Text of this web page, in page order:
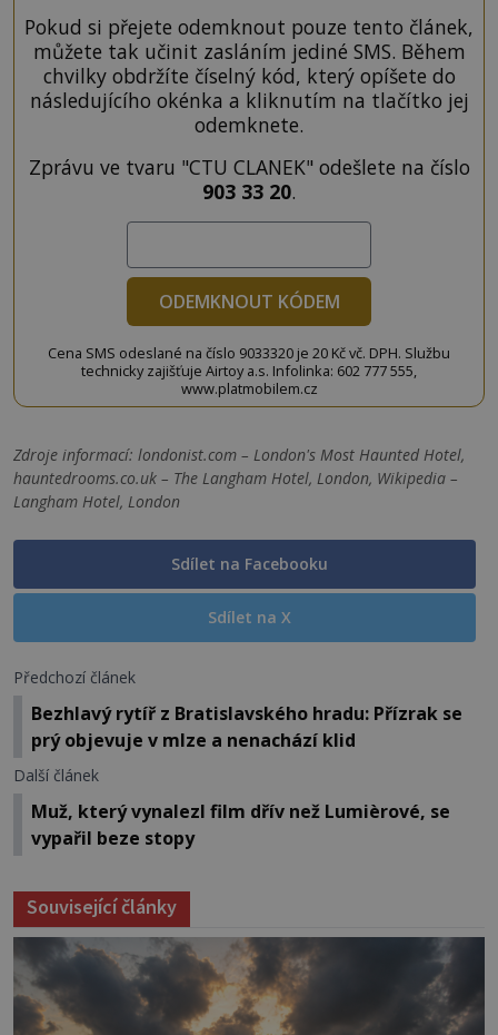
Pokud si přejete odemknout pouze tento článek,
můžete tak učinit zasláním jediné SMS. Během
chvilky obdržíte číselný kód, který opíšete do
následujícího okénka a kliknutím na tlačítko jej
odemknete.
Zprávu ve tvaru "CTU CLANEK" odešlete na číslo
903 33 20.
ODEMKNOUT KÓDEM
Cena SMS odeslané na číslo 9033320 je 20 Kč vč. DPH. Službu
technicky zajišťuje Airtoy a.s. Infolinka: 602 777 555,
www.platmobilem.cz
Zdroje informací: londonist.com – London's Most Haunted Hotel,
hauntedrooms.co.uk – The Langham Hotel, London, Wikipedia –
Langham Hotel, London
Sdílet na Facebooku
Sdílet na X
Předchozí článek
Bezhlavý rytíř z Bratislavského hradu: Přízrak se
prý objevuje v mlze a nenachází klid
Další článek
Muž, který vynalezl film dřív než Lumièrové, se
vypařil beze stopy
Související články